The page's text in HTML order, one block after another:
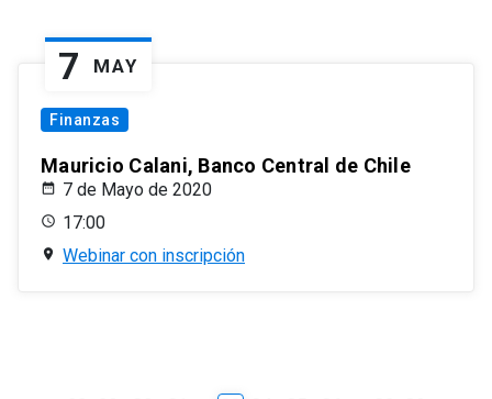
7 MAY
Finanzas
Mauricio Calani, Banco Central de Chile
7 de Mayo de 2020
17:00
Webinar con inscripción